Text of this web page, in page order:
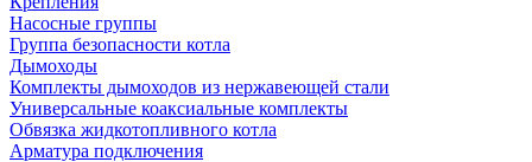
Насосные группы
Группа безопасности котла
Дымоходы
Комплекты дымоходов из нержавеющей стали
Универсальные коаксиальные комплекты
Обвязка жидкотопливного котла
Арматура подключения